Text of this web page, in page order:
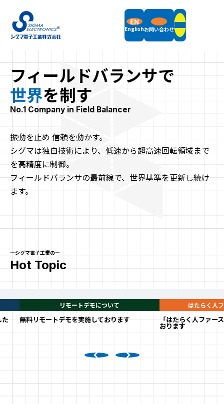
EN
Englishお問い合わせ
製品情報
フィールドバランサ
立形釣合い試験機
付属品
梱包重量・サイズ一覧表
計測機器レンタル
サポート
お知らせ
リモートデモについて
サポート終了機種一覧
企業情報
企業概要
メッセージ
品質方針
SDGsへの取り組み
採用情報
先輩社員紹介
募集要項
利用規約プライバシーポリシー サイトマップ
お問い合わせ
フィールドバランサで
世界を制す
No.1 Company in Field Balancer
振動を止め 信頼を動かす。
シグマは独自技術により、低速から超高速回転領域まで
を高精度に制御。
フィールドバランサの最前線で、世界基準を更新し続け
ます。
ーシグマ電子工業のー
Hot Topic
リモートデモについて
無料リモートデモを実施しております
はたらく人
「はたらく人ファー
おります